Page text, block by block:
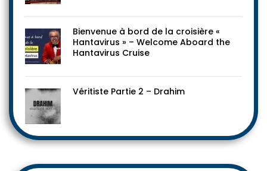
Bienvenue à bord de la croisière «
Hantavirus » – Welcome Aboard the
Hantavirus Cruise
Véritiste Partie 2 – Drahim